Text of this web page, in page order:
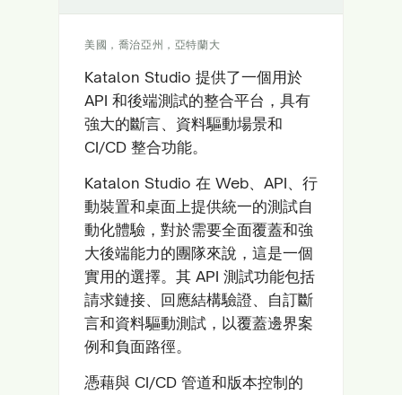
美國，喬治亞州，亞特蘭大
Katalon Studio 提供了一個用於
API 和後端測試的整合平台，具有
強大的斷言、資料驅動場景和
CI/CD 整合功能。
Katalon Studio 在 Web、API、行
動裝置和桌面上提供統一的測試自
動化體驗，對於需要全面覆蓋和強
大後端能力的團隊來說，這是一個
實用的選擇。其 API 測試功能包括
請求鏈接、回應結構驗證、自訂斷
言和資料驅動測試，以覆蓋邊界案
例和負面路徑。
憑藉與 CI/CD 管道和版本控制的